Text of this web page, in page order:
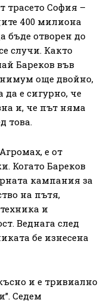
трасето София –
400 милиона
бъде отворен до
случи. Както
Бареков във
още двойно,
е сигурно, че
и, че път няма
това.
е от
Когато Бареков
кампания за
на пътя,
и
Веднага след
бе изнесена
и е тривиално
Седем